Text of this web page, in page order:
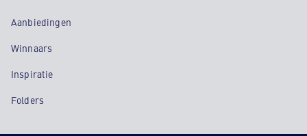
Aanbiedingen
Winnaars
Inspiratie
Folders